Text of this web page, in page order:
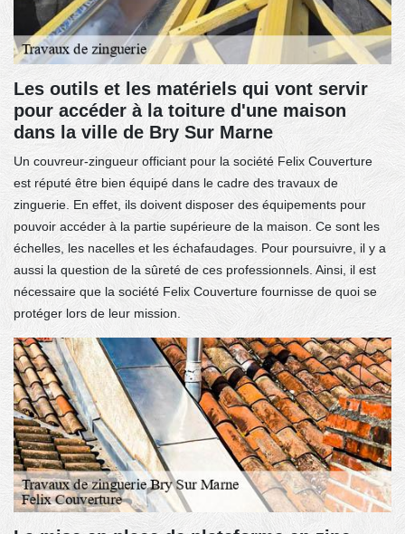
Les outils et les matériels qui vont servir
pour accéder à la toiture d'une maison
dans la ville de Bry Sur Marne
Un couvreur-zingueur officiant pour la société Felix Couverture
est réputé être bien équipé dans le cadre des travaux de
zinguerie. En effet, ils doivent disposer des équipements pour
pouvoir accéder à la partie supérieure de la maison. Ce sont les
échelles, les nacelles et les échafaudages. Pour poursuivre, il y a
aussi la question de la sûreté de ces professionnels. Ainsi, il est
nécessaire que la société Felix Couverture fournisse de quoi se
protéger lors de leur mission.